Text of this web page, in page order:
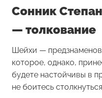
Сонник
— толкование
Шейхи —
которое, однако,
будете настойчивы в
не боитесь